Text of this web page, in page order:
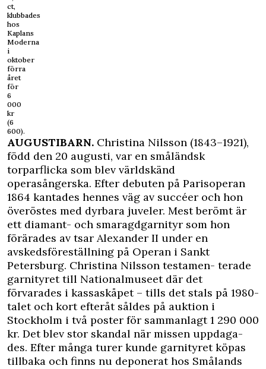
ct,
klubbades
hos
Kaplans
Moderna
i
oktober
förra
året
för
6
000
kr
(6
600).
AUGUSTIBARN. Christina Nilsson (1843–1921),
född den 20 augusti, var en småländsk
torparflicka som blev världskänd
operasångerska. Efter debuten på Parisoperan
1864 kantades hennes väg av succéer och hon
överöstes med dyrbara juveler. Mest berömt är
ett diamant- och smaragdgarnityr som hon
förärades av tsar Alexander II under en
avskedsföreställning på Operan i Sankt
Petersburg. Christina Nilsson testamen- terade
garnityret till Nationalmuseet där det
förvarades i kassaskåpet – tills det stals på 1980-
talet och kort efteråt såldes på auktion i
Stockholm i två poster för sammanlagt 1 290 000
kr. Det blev stor skandal när missen uppdaga-
des. Efter många turer kunde garnityret köpas
tillbaka och finns nu deponerat hos Smålands